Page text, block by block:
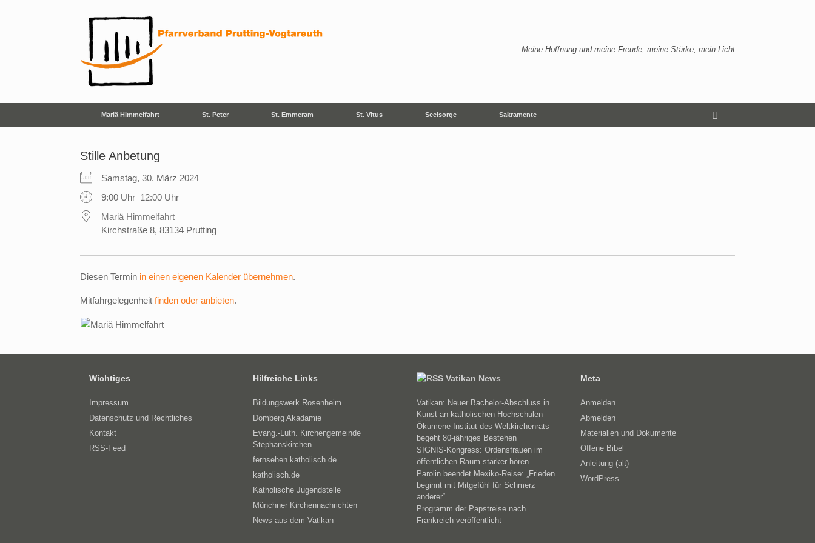
Meine Hoffnung und meine Freude, meine Stärke, mein Licht
Mariä Himmelfahrt St. Peter St. Emmeram St. Vitus Seelsorge Sakramente
Stille Anbetung
Samstag, 30. März 2024
9:00 Uhr–12:00 Uhr
Mariä Himmelfahrt
Kirchstraße 8, 83134 Prutting
Diesen Termin in einen eigenen Kalender übernehmen.
Mitfahrgelegenheit finden oder anbieten.
Wichtiges
Impressum
Datenschutz und Rechtliches
Kontakt
RSS-Feed
Hilfreiche Links
Bildungswerk Rosenheim
Domberg Akadamie
Evang.-Luth. Kirchengemeinde
Stephanskirchen
fernsehen.katholisch.de
katholisch.de
Katholische Jugendstelle
Münchner Kirchennachrichten
News aus dem Vatikan
Vatikan News
Vatikan: Neuer Bachelor-Abschluss in
Kunst an katholischen Hochschulen
Ökumene-Institut des Weltkirchenrats
begeht 80-jähriges Bestehen
SIGNIS-Kongress: Ordensfrauen im
öffentlichen Raum stärker hören
Parolin beendet Mexiko-Reise: „Frieden
beginnt mit Mitgefühl für Schmerz
anderer“
Programm der Papstreise nach
Frankreich veröffentlicht
Meta
Anmelden
Abmelden
Materialien und Dokumente
Offene Bibel
Anleitung (alt)
WordPress